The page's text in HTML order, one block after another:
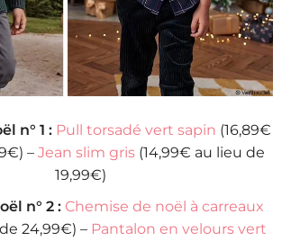
n° 1 : Pull torsadé vert sapin (16,89€
– Jean slim gris(14,99€ au lieu de
19,99€)
n° 2 : Chemise de noël à carreaux
24,99€) – Pantalon en velours vert